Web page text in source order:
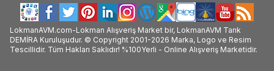
LokmanAVM.com-Lokman Alışveriş Market bir, LokmanAVM Tarık
DEMİRA Kuruluşudur. © Copyright 2001-2026 Marka, Logo ve Resim
Tescillidir. Tüm Hakları Saklıdır! %100Yerli - Online Alışveriş Marketidir.